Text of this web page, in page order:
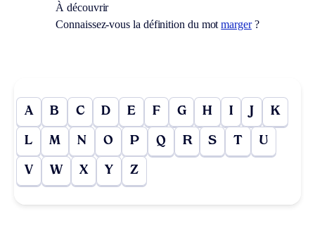
À découvrir
Connaissez-vous la définition du motmarger?
A B C D E F G H I J K
L M N O P Q R S T U
V W X Y Z